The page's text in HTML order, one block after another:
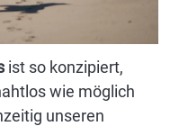
ist so konzipiert,
wie möglich
unseren